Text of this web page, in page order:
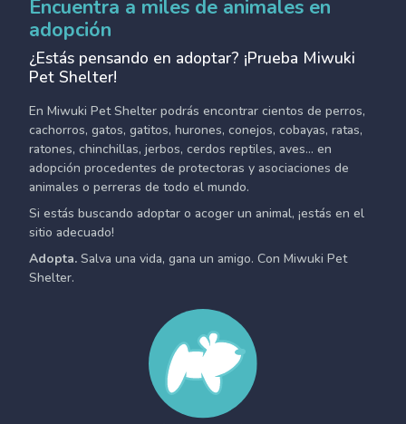
Encuentra a miles de animales en
adopción
¿Estás pensando en adoptar? ¡Prueba Miwuki
Pet Shelter!
En Miwuki Pet Shelter podrás encontrar cientos de perros,
cachorros, gatos, gatitos, hurones, conejos, cobayas, ratas,
ratones, chinchillas, jerbos, cerdos reptiles, aves... en
adopción procedentes de protectoras y asociaciones de
animales o perreras de todo el mundo.
Si estás buscando adoptar o acoger un animal, ¡estás en el
sitio adecuado!
Adopta. Salva una vida, gana un amigo. Con Miwuki Pet
Shelter.